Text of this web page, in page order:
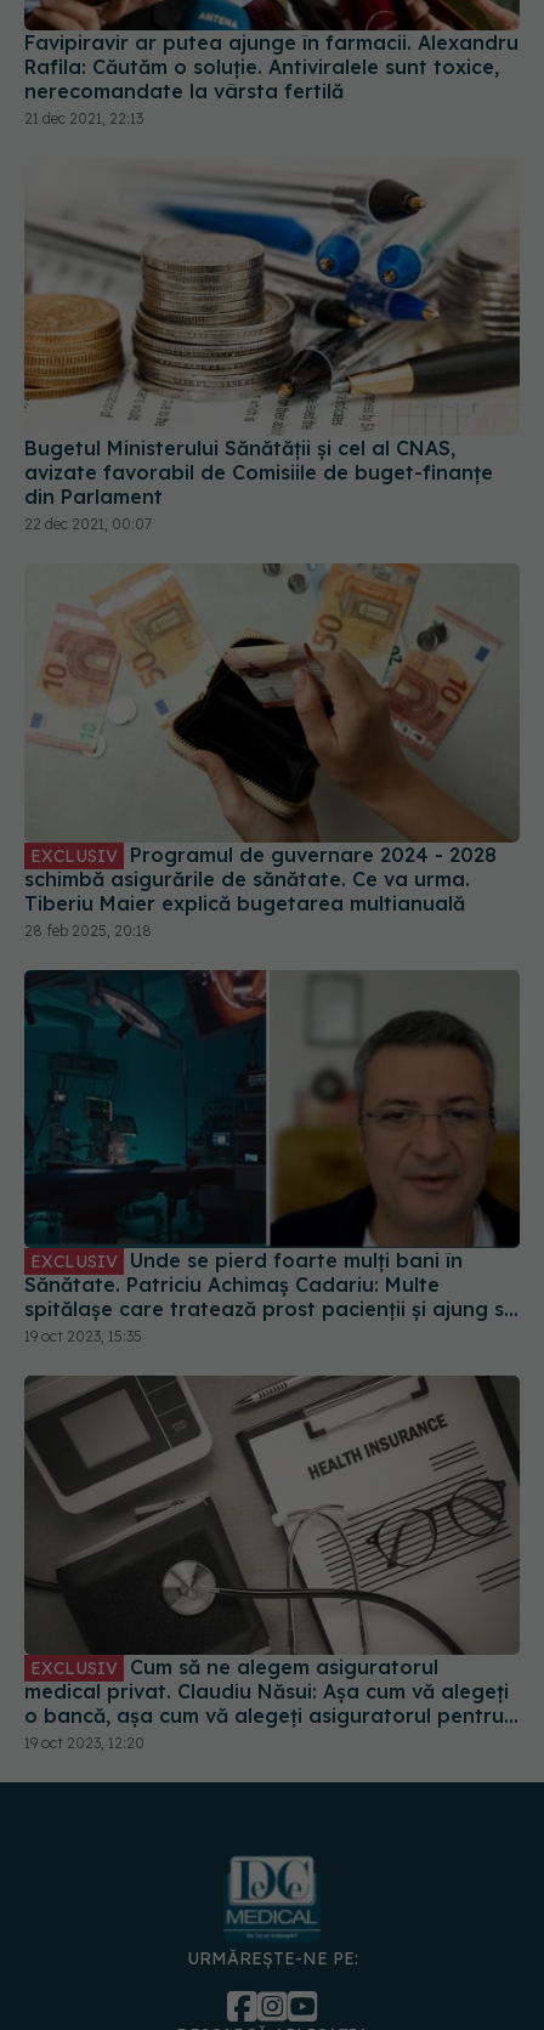
Favipiravir ar putea ajunge în farmacii. Alexandru
Rafila: Căutăm o soluție. Antiviralele sunt toxice,
nerecomandate la vârsta fertilă
21 dec 2021, 22:13
Bugetul Ministerului Sănătății și cel al CNAS,
avizate favorabil de Comisiile de buget-finanțe
din Parlament
22 dec 2021, 00:07
EXCLUSIV
schimbă asigurările de sănătate. Ce va urma.
Tiberiu Maier explică bugetarea multianuală
28 feb 2025, 20:18
EXCLUSIV
Sănătate. Patriciu Achimaș Cadariu: Multe
spitălașe care tratează prost pacienții și ajung să
fie tratați a doua oară în centrele mari
19 oct 2023, 15:35
EXCLUSIV
medical privat. Claudiu Năsui: Așa cum vă alegeți
o bancă, așa cum vă alegeți asiguratorul pentru
mașină
19 oct 2023, 12:20
URMĂREȘTE-NE PE: